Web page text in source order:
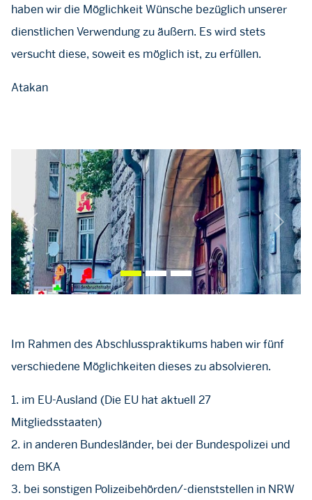
haben wir die Möglichkeit Wünsche bezüglich unserer
dienstlichen Verwendung zu äußern. Es wird stets
versucht diese, soweit es möglich ist, zu erfüllen.
Atakan
Previous Next
Im Rahmen des Abschlusspraktikums haben wir fünf
verschiedene Möglichkeiten dieses zu absolvieren.
1. im EU-Ausland (Die EU hat aktuell 27
Mitgliedsstaaten)
2. in anderen Bundesländer, bei der Bundespolizei und
dem BKA
3. bei sonstigen Polizeibehörden/-dienststellen in NRW